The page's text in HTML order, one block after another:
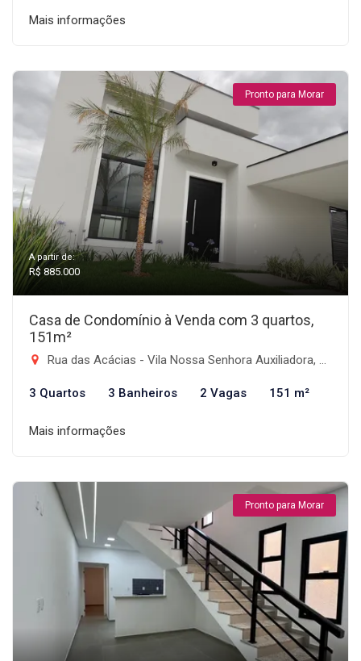
Mais informações
Pronto para Morar
A partir de:
R$ 885.000
Casa de Condomínio à Venda com 3 quartos,
151m²
Rua das Acácias - Vila Nossa Senhora Auxiliadora, Tremembé-SP
3 Quartos 3 Banheiros 2 Vagas 151 m²
Mais informações
Pronto para Morar